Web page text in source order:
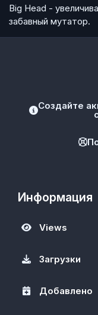
Big Head -
забавный мутатор.
Создайте
Информация
Views
Загрузки
Добавлено